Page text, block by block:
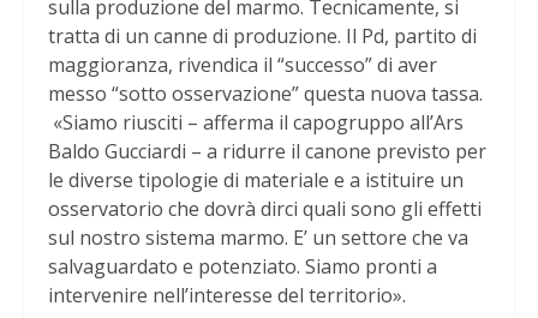
sulla produzione del marmo. Tecnicamente, si
tratta di un canne di produzione. Il Pd, partito di
maggioranza, rivendica il “successo” di aver
messo “sotto osservazione” questa nuova tassa.
«Siamo riusciti – afferma il capogruppo all’Ars
Baldo Gucciardi – a ridurre il canone previsto per
le diverse tipologie di materiale e a istituire un
osservatorio che dovrà dirci quali sono gli effetti
sul nostro sistema marmo. E’ un settore che va
salvaguardato e potenziato. Siamo pronti a
intervenire nell’interesse del territorio».